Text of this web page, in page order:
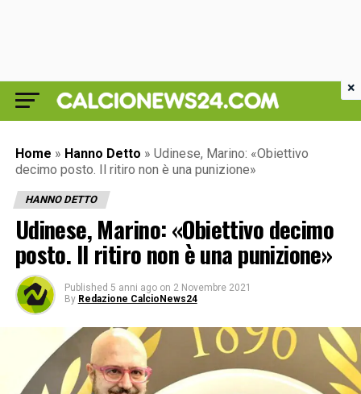
Home » Hanno Detto » Udinese, Marino: «Obiettivo
decimo posto. Il ritiro non è una punizione»
HANNO DETTO
Udinese, Marino: «Obiettivo decimo
posto. Il ritiro non è una punizione»
Published 5 anni ago on 2 Novembre 2021
By Redazione CalcioNews24
×